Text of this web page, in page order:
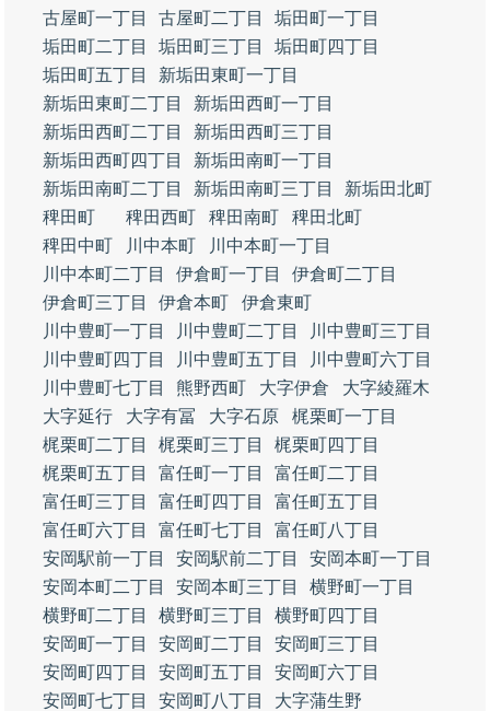
古屋町一丁目
古屋町二丁目
垢田町一丁目
垢田町二丁目
垢田町三丁目
垢田町四丁目
垢田町五丁目
新垢田東町一丁目
新垢田東町二丁目
新垢田西町一丁目
新垢田西町二丁目
新垢田西町三丁目
新垢田西町四丁目
新垢田南町一丁目
新垢田南町二丁目
新垢田南町三丁目
新垢田北町
稗田町
稗田西町 稗田南町
稗田北町
稗田中町
川中本町
川中本町一丁目
川中本町二丁目
伊倉町一丁目
伊倉町二丁目
伊倉町三丁目
伊倉本町
伊倉東町
川中豊町一丁目
川中豊町二丁目
川中豊町三丁目
川中豊町四丁目
川中豊町五丁目
川中豊町六丁目
川中豊町七丁目
熊野西町 大字伊倉
大字綾羅木
大字延行
大字有冨 大字石原
梶栗町一丁目
梶栗町二丁目
梶栗町三丁目
梶栗町四丁目
梶栗町五丁目
富任町一丁目
富任町二丁目
富任町三丁目
富任町四丁目
富任町五丁目
富任町六丁目
富任町七丁目
富任町八丁目
安岡駅前一丁目
安岡駅前二丁目
安岡本町一丁目
安岡本町二丁目
安岡本町三丁目
横野町一丁目
横野町二丁目
横野町三丁目
横野町四丁目
安岡町一丁目
安岡町二丁目
安岡町三丁目
安岡町四丁目
安岡町五丁目
安岡町六丁目
安岡町七丁目
安岡町八丁目
大字蒲生野